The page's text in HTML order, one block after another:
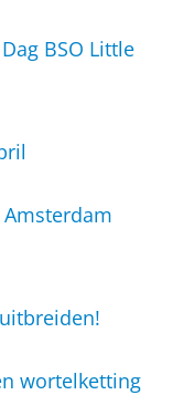
BSO Little
wortelketting